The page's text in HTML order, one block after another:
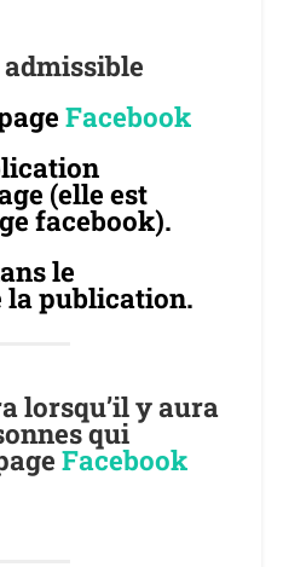
Facebook
(elle est
facebook).
le
la publication.
lorsqu’il y aura
qui
Facebook